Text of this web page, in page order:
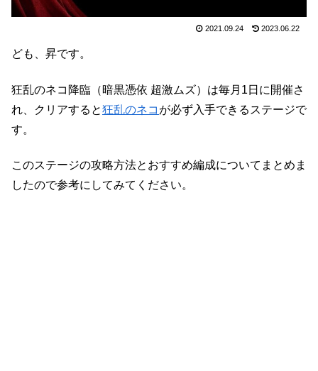
2021.09.24 2023.06.22
ども、昇です。
狂乱のネコ降臨（暗黒憑依 超激ムズ）は毎月1日に開催さ
れ、クリアすると狂乱のネコ が必ず入手できるステージで
す。
このステージの攻略方法とおすすめ編成についてまとめま
したので参考にしてみてください。